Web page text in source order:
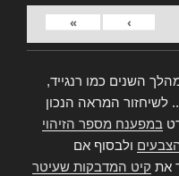
›
»
השנים כמו רנגייד,
לשיחזור המראה הנכון
במפענח מספר הזיהוי
ולבסוף אם
את קיט המדבקות שעיטר